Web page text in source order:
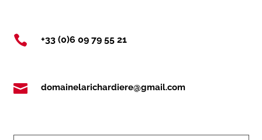
 +33 (0)6 09 79 55 21
 domainelarichardiere@gmail.com